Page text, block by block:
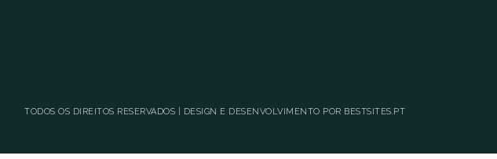
TODOS OS DIREITOS RESERVADOS | DESIGN E DESENVOLVIMENTO POR BESTSITES.PT